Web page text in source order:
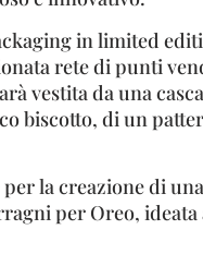
in limited
rete di punti
vestita da una
biscotto, di un
la creazione di
per Oreo,